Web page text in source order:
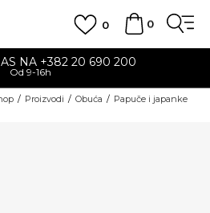
0
0
NA +382 20 690 200
Od 9-16h
Proizvodi Obuća
Papuče i japanke